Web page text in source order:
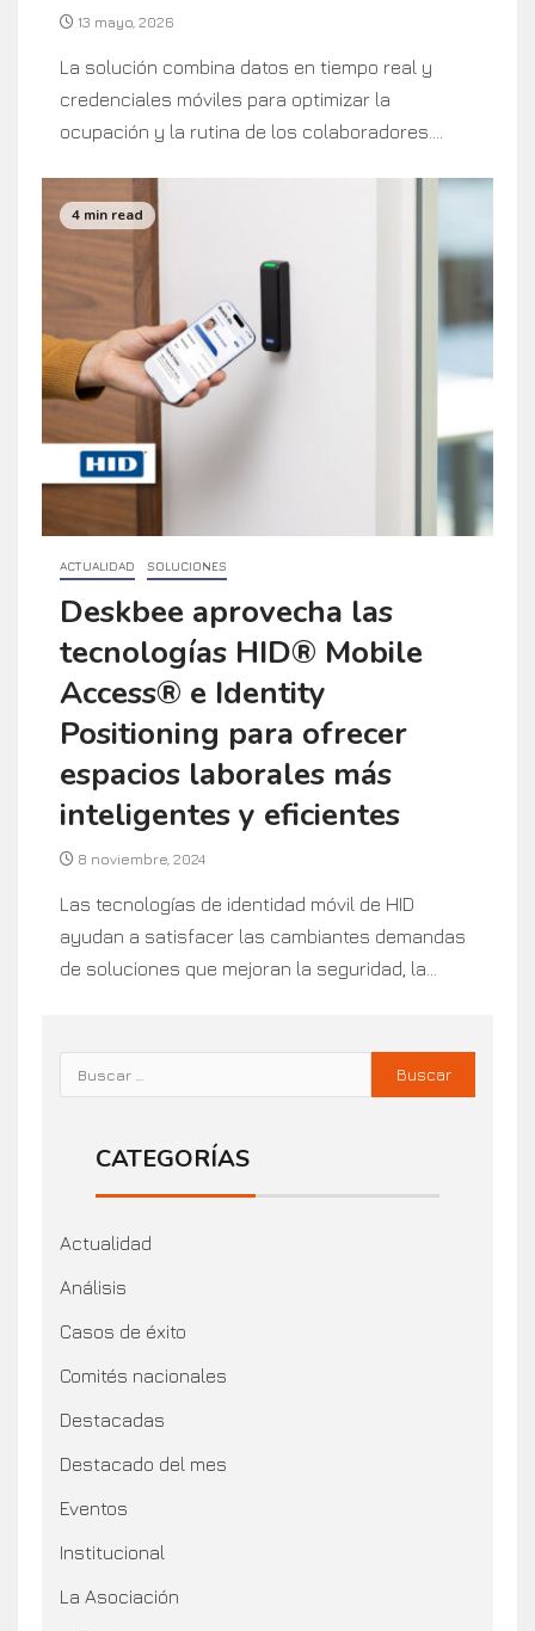
13 mayo, 2026
La solución combina datos en tiempo real y
credenciales móviles para optimizar la
ocupación y la rutina de los colaboradores....
4 min read
ACTUALIDAD SOLUCIONES
Deskbee aprovecha las
tecnologías HID® Mobile
Access® e Identity
Positioning para ofrecer
espacios laborales más
inteligentes y eficientes
8 noviembre, 2024
Las tecnologías de identidad móvil de HID
ayudan a satisfacer las cambiantes demandas
de soluciones que mejoran la seguridad, la...
CATEGORÍAS
Actualidad
Análisis
Casos de éxito
Comités nacionales
Destacadas
Destacado del mes
Eventos
Institucional
La Asociación